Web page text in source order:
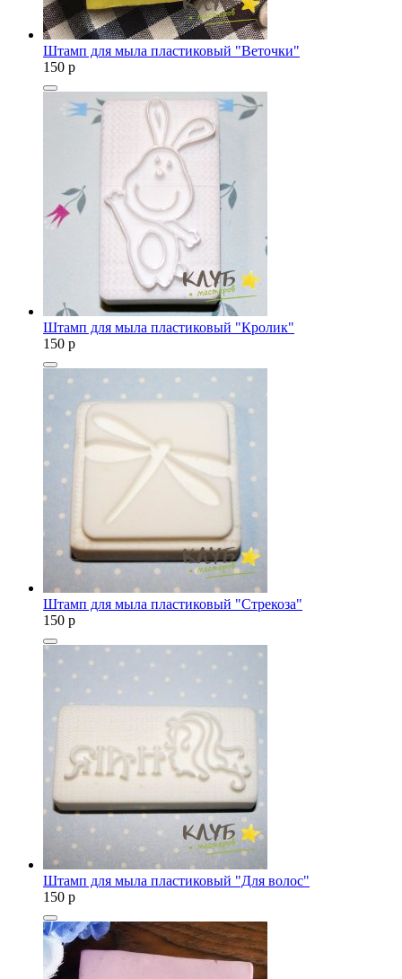
Штамп для мыла пластиковый "Веточки"
150 p
Штамп для мыла пластиковый "Кролик"
150 p
Штамп для мыла пластиковый "Стрекоза"
150 p
Штамп для мыла пластиковый "Для волос"
150 p